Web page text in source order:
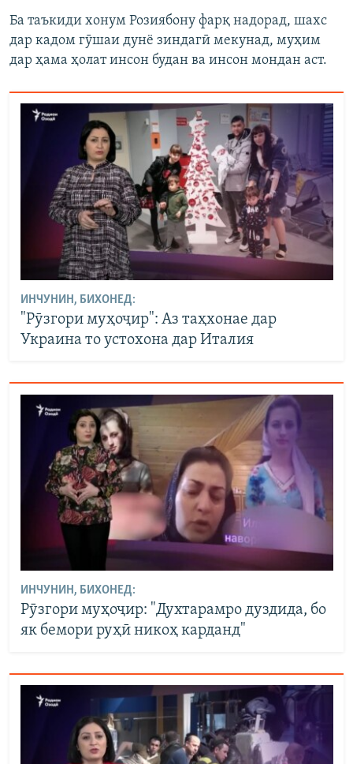
Ба таъкиди хонум Розиябону фарқ надорад, шахс
дар кадом гӯшаи дунё зиндагӣ мекунад, муҳим
дар ҳама ҳолат инсон будан ва инсон мондан аст.
ИНЧУНИН, БИХОНЕД:
"Рӯзгори муҳоҷир": Аз таҳхонае дар
Украина то устохона дар Италия
ИНЧУНИН, БИХОНЕД:
Рӯзгори муҳоҷир: "Духтарамро дуздида, бо
як бемори руҳӣ никоҳ карданд"